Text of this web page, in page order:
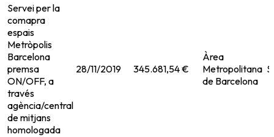
Servei per la
comapra
espais
Metròpolis
Barcelona
premsa
ON/OFF, a
través
agència/central
de mitjans
homologada
28/11/2019 345.681,54 €
Àrea
Metropolitana
de Barcelona